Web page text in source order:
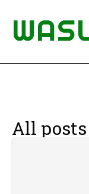
All